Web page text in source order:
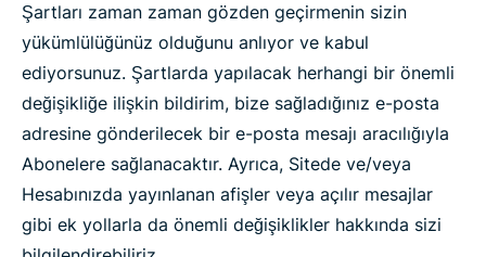
Şartları zaman zaman gözden geçirmenin sizin
yükümlülüğünüz olduğunu anlıyor ve kabul
ediyorsunuz. Şartlarda yapılacak herhangi bir önemli
değişikliğe ilişkin bildirim, bize sağladığınız e-posta
adresine gönderilecek bir e-posta mesajı aracılığıyla
Abonelere sağlanacaktır. Ayrıca, Sitede ve/veya
Hesabınızda yayınlanan afişler veya açılır mesajlar
gibi ek yollarla da önemli değişiklikler hakkında sizi